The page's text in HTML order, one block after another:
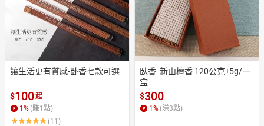
讓生活更有質感-卧香七款可選
$100起
1% (賺1點)
(11)
臥香  新山檀香 120公克±5g/一
盒
$300
1% (賺3點)